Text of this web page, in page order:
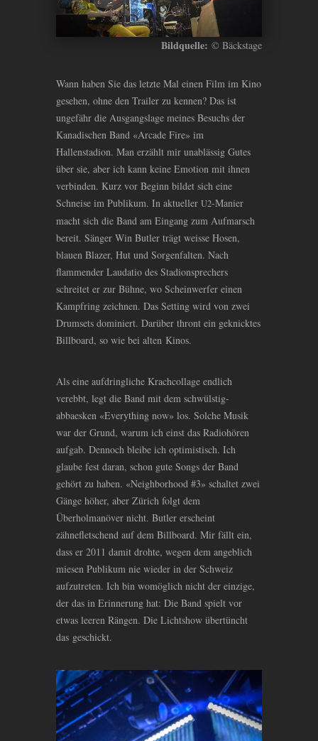
Bildquelle: © Bäckstage
Wann haben Sie das letzte Mal einen Film im Kino
gesehen, ohne den Trailer zu kennen? Das ist
ungefähr die Ausgangslage meines Besuchs der
Kanadischen Band «Arcade Fire» im
Hallenstadion. Man erzählt mir unablässig Gutes
über sie, aber ich kann keine Emotion mit ihnen
verbinden. Kurz vor Beginn bildet sich eine
Schneise im Publikum. In aktueller U2-Manier
macht sich die Band am Eingang zum Aufmarsch
bereit. Sänger Win Butler trägt weisse Hosen,
blauen Blazer, Hut und Sorgenfalten. Nach
flammender Laudatio des Stadionsprechers
schreitet er zur Bühne, wo Scheinwerfer einen
Kampfring zeichnen. Das Setting wird von zwei
Drumsets dominiert. Darüber thront ein geknicktes
Billboard, so wie bei alten Kinos.
Als eine aufdringliche Krachcollage endlich
verebbt, legt die Band mit dem schwülstig-
abbaesken «Everything now» los. Solche Musik
war der Grund, warum ich einst das Radiohören
aufgab. Dennoch bleibe ich optimistisch. Ich
glaube fest daran, schon gute Songs der Band
gehört zu haben. «Neighborhood #3» schaltet zwei
Gänge höher, aber Zürich folgt dem
Überholmanöver nicht. Butler erscheint
zähnefletschend auf dem Billboard. Mir fällt ein,
dass er 2011 damit drohte, wegen dem angeblich
miesen Publikum nie wieder in der Schweiz
aufzutreten. Ich bin womöglich nicht der einzige,
der das in Erinnerung hat: Die Band spielt vor
etwas leeren Rängen. Die Lichtshow übertüncht
das geschickt.